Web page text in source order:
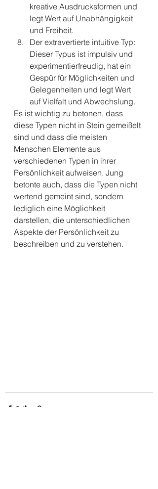
kreative Ausdrucksformen und
legt Wert auf Unabhängigkeit
und Freiheit.
Der extravertierte intuitive Typ:
Dieser Typus ist impulsiv und
experimentierfreudig, hat ein
Gespür für Möglichkeiten und
Gelegenheiten und legt Wert
auf Vielfalt und Abwechslung.
Es ist wichtig zu betonen, dass
diese Typen nicht in Stein gemeißelt
sind und dass die meisten
Menschen Elemente aus
verschiedenen Typen in ihrer
Persönlichkeit aufweisen. Jung
betonte auch, dass die Typen nicht
wertend gemeint sind, sondern
lediglich eine Möglichkeit
darstellen, die unterschiedlichen
Aspekte der Persönlichkeit zu
beschreiben und zu verstehen.